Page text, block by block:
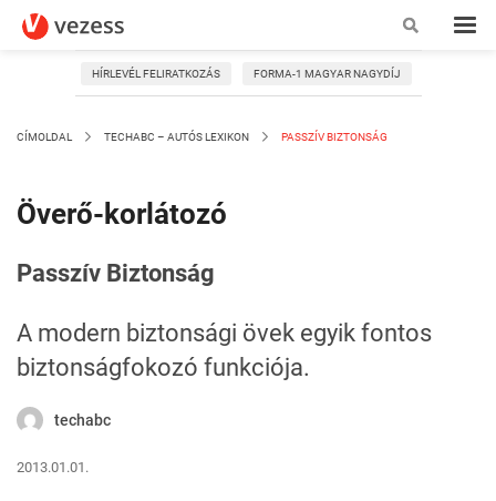
HÍRLEVÉL FELIRATKOZÁS FORMA-1 MAGYAR NAGYDÍJ
CÍMOLDAL TECHABC – AUTÓS LEXIKON PASSZÍV BIZTONSÁG
Överő-korlátozó
Passzív Biztonság
A modern biztonsági övek egyik fontos
biztonságfokozó funkciója.
techabc
2013.01.01.